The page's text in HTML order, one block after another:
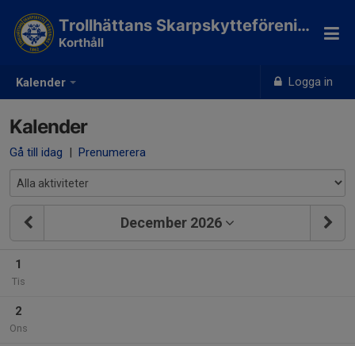
Kalender Logga in
Trollhättans Skarpskytteförening
Korthåll
Kalender
Gå till idag | Prenumerera
December 2026
1
Tis
2
Ons